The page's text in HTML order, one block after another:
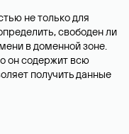
не только для
свободен ли
в доменной зоне.
он содержит всю
получить данные